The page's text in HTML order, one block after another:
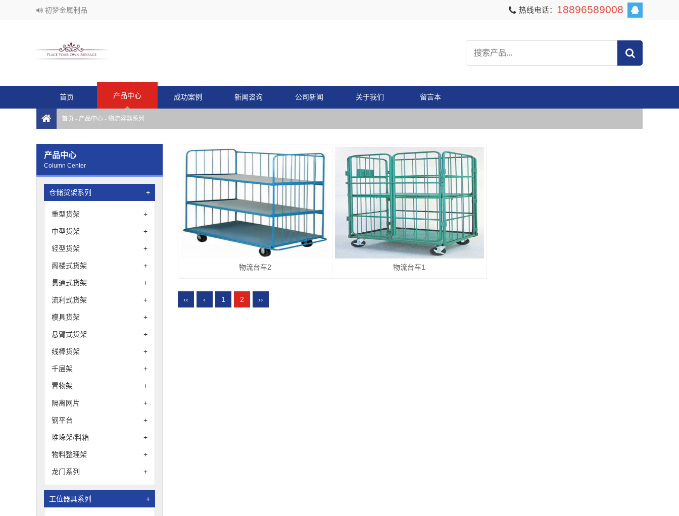
初梦金属制品 热线电话： 18896589008
首页 产品中心 成功案例 新闻咨询 公司新闻 关于我们 留言本
首页 - 产品中心 - 物流容器系列
产品中心
Column Center
仓储货架系列 +
重型货架 +
中型货架 +
轻型货架 +
阁楼式货架 +
贯通式货架 +
流利式货架 +
模具货架 +
悬臂式货架 +
线棒货架 +
千层架 +
置物架 +
隔离网片 +
钢平台 +
堆垛架/料箱 +
物料整理架 +
龙门系列 +
工位器具系列 +
物流台车2 物流台车1
‹‹ ‹ 1 2 ››